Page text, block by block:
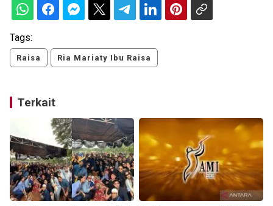
Tags:
Raisa Ria Mariaty Ibu Raisa
Terkait